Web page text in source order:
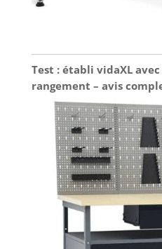
Test : établi vidaXL
rangement – avis